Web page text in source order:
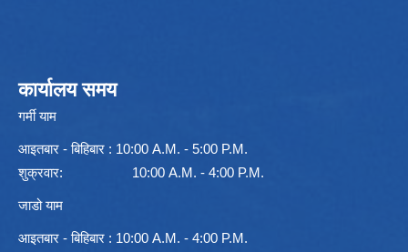
कार्यालय समय
गर्मी याम
आइतबार - बिहिबार : 10:00 A.M. - 5:00 P.M.
शुक्रवार: 10:00 A.M. - 4:00 P.M.
जाडो याम
आइतबार - बिहिबार : 10:00 A.M. - 4:00 P.M.